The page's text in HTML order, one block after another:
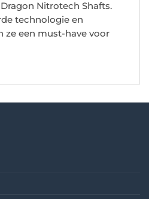
Nitrotech Shafts.
technologie en
ze een must-have voor